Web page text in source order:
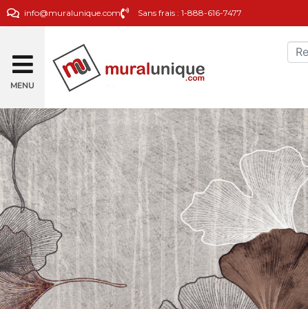
info@muralunique.com Sans frais : 1-888-616-7477
MENU